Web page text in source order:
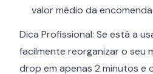
valor médio da encomenda
Dica Profissional: Se está a
facilmente reorganizar o seu
drop em apenas 2 minutos e